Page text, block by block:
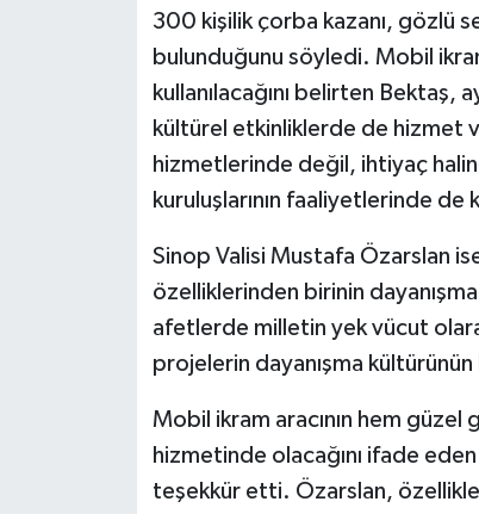
300 kişilik çorba kazanı, gözlü
bulunduğunu söyledi. Mobil
kullanılacağını belirten Bektaş,
kültürel etkinliklerde de hizmet
hizmetlerinde değil, ihtiyaç
kuruluşlarının faaliyetlerinde
Sinop Valisi Mustafa Özarslan
özelliklerinden birinin
afetlerde milletin yek vücut
projelerin dayanışma
Mobil ikram aracının hem
hizmetinde olacağını ifade
teşekkür etti. Özarslan,